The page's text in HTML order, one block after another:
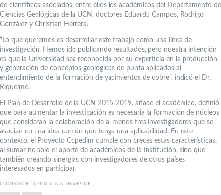
de científicos asociados, entre ellos los académicos del Departamento de
Ciencias Geológicas de la UCN, doctores Eduardo Campos, Rodrigo
González y Christian Herrera.
“Lo que queremos es desarrollar este trabajo como una línea de
investigación. Hemos ido publicando resultados, pero nuestra intención
es que la Universidad sea reconocida por su experticia en la producción
y generación de conceptos geológicos de punta aplicados al
entendimiento de la formación de yacimientos de cobre”, indicó el Dr.
Riquelme.
El Plan de Desarrollo de la UCN 2015-2019, añade el académico, definió
que para aumentar la investigación es necesaria la formación de núcleos
que consideran la colaboración de al menos tres investigadores que se
asocian en una idea común que tenga una aplicabilidad. En este
contexto, el Proyecto Copedim cumple con creces estas características,
al sumar no solo el aporte de académicos de la Institución, sino que
también creando sinergias con investigadores de otros países
interesados en participar.
COMPARTIR LA NOTICIA A TRAVÉS DE: